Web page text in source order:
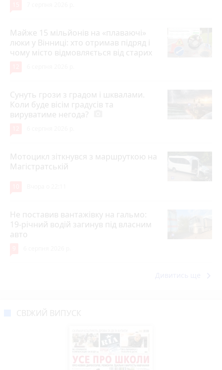
Майже 15 мільйонів на «плаваючі»
люки у Вінниці: хто отримав підряд і
чому місто відмовляється від старих
Сунуть грози з градом і шквалами.
Коли буде вісім градусів та
вируватиме негода?
Мотоцикл зіткнувся з маршруткою на
Магістратській
Не поставив вантажівку на гальмо:
19-річний водій загинув під власним
авто